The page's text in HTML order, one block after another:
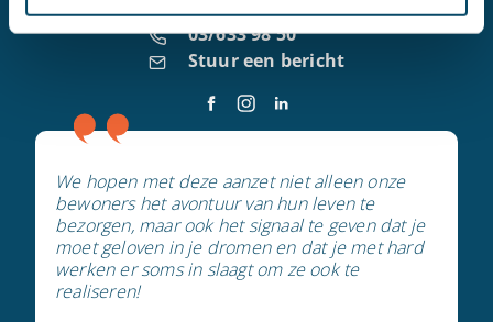
03/633 98 50
Stuur een bericht
We hopen met deze aanzet niet alleen onze
bewoners het avontuur van hun leven te
bezorgen, maar ook het signaal te geven dat je
moet geloven in je dromen en dat je met hard
werken er soms in slaagt om ze ook te
realiseren!